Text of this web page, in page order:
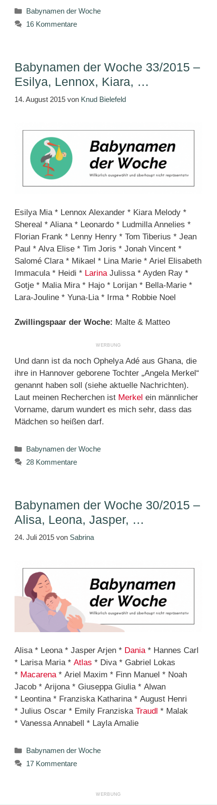
Kategorien
Babynamen der Woche
16 Kommentare
Babynamen der Woche 33/2015 –
Esilya, Lennox, Kiara, …
14. August 2015 von Knud Bielefeld
Esilya Mia * Lennox Alexander * Kiara Melody *
Shereal * Aliana * Leonardo * Ludmilla Annelies *
Florian Frank * Lenny Henry * Tom Tiberius * Jean
Paul * Alva Elise * Tim Joris * Jonah Vincent *
Salomé Clara * Mikael * Lina Marie * Ariel Elisabeth
Immacula * Heidi * LarinaJulissa * Ayden Ray *
Gotje * Malia Mira * Hajo * Lorijan * Bella-Marie *
Lara-Jouline * Yuna-Lia * Irma * Robbie Noel
Zwillingspaar der Woche: Malte & Matteo
Und dann ist da noch Ophelya Adé aus Ghana, die
ihre in Hannover geborene Tochter „Angela Merkel“
genannt haben soll (siehe aktuelle Nachrichten).
Laut meinen Recherchen ist Merkel ein männlicher
Vorname, darum wundert es mich sehr, dass das
Mädchen so heißen darf.
Kategorien
Babynamen der Woche
28 Kommentare
Babynamen der Woche 30/2015 –
Alisa, Leona, Jasper, …
24. Juli 2015 von Sabrina
Alisa * Leona * Jasper Arjen * Dania* Hannes Carl
* Larisa Maria * Atlas * Diva * Gabriel Lokas
* Macarena* Ariel Maxim * Finn Manuel * Noah
Jacob * Arijona * Giuseppa Giulia * Alwan
* Leontina * Franziska Katharina * August Henri
* Julius Oscar * Emily Franziska Traudl * Malak
* Vanessa Annabell * Layla Amalie
Kategorien
Babynamen der Woche
17 Kommentare